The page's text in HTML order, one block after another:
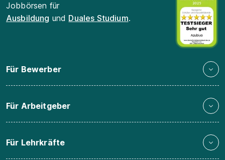
Jobbörsen für
Ausbildung und Duales Studium.
Für Bewerber
Für Arbeitgeber
Für Lehrkräfte